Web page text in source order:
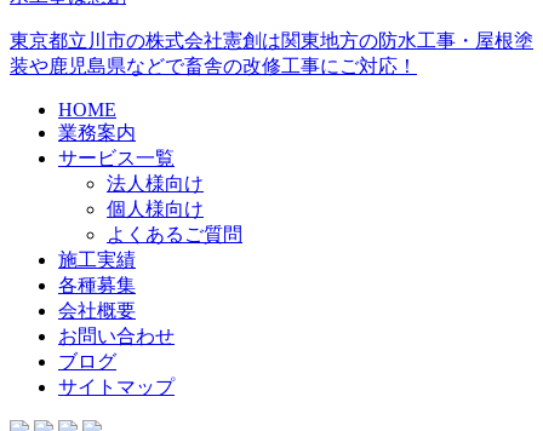
東京都立川市の株式会社憲創は関東地方の防水工事・屋根塗
装や鹿児島県などで畜舎の改修工事にご対応！
HOME
業務案内
サービス一覧
法人様向け
個人様向け
よくあるご質問
施工実績
各種募集
会社概要
お問い合わせ
ブログ
サイトマップ